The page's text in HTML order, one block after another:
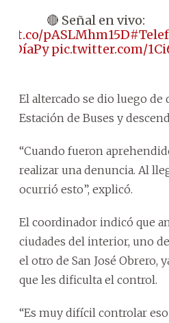
🔴 Señal en vivo:
t.co/pASLMhm15D
pic.twitter.com/
El altercado se dio luego de
Estación de Buses y
“Cuando fueron
realizar una denuncia. Al
ocurrió esto”, explicó.
El coordinador indicó que
ciudades del interior, uno
el otro de San José Obrero,
que les dificulta el control.
“Es muy difícil controlar